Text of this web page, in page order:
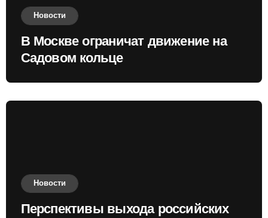
Новости
В Москве ограничат движение на
Садовом кольце
Новости
Перспективы выхода российских